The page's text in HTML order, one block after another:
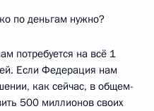
по деньгам нужно?
потребуется на всё 1
Если Федерация нам
как сейчас, в общем-
500 миллионов своих